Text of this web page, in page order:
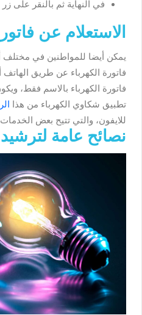
في النهاية ثم بالنقر على
الاستعلام عن فاتورة
يمكن أيضا للمواطنين في مختلف
فاتورة الكهرباء عن طريق
فاتورة الكهرباء بالاسم فقط،
تطبيق شكاوي الكهرباء من هذا
للايفون، والتي تتيح بعض
نصائح عامة